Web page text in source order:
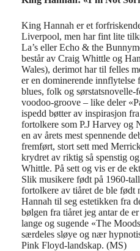
King Hannah er et
Liverpool, men har fint lite
La’s eller Echo & the
består av Craig Whittle og
Wales), derimot har til felles
er en dominerende innflytelse
blues, folk og
voodoo-groove – like deler
ispedd bøtter av inspirasjon
fortolkere som P.J Harvey og
en av årets mest spennende
fremført, stort sett med
krydret av riktig så spenstig
Whittle. På sett og vis er de
Slik musikere født på 1960-
fortolkere av tiåret de ble født
Hannah til seg estetikken fra
bølgen fra tiåret jeg antar de
lange og sugende «The
særdeles sløye og nær
Pink Floyd-landskap. (MS)